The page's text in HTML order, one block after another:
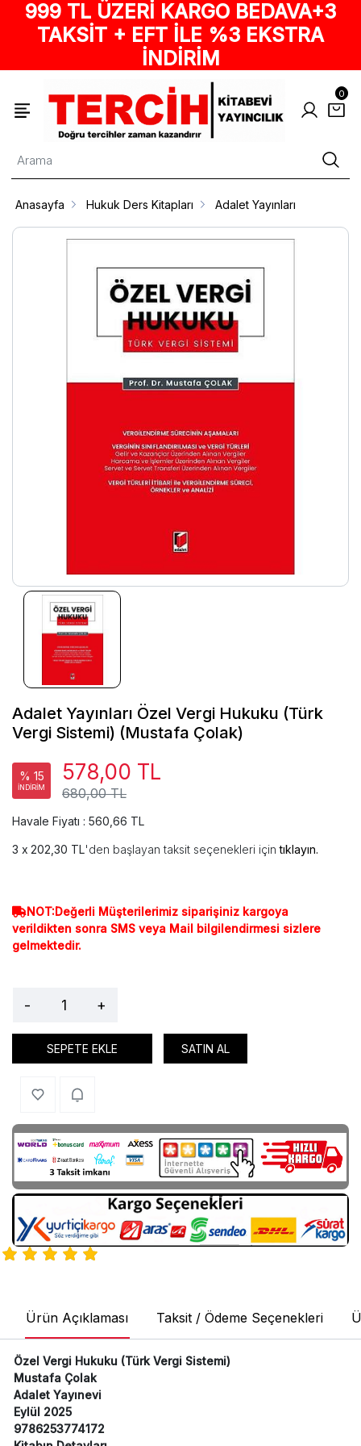
999 TL ÜZERİ KARGO BEDAVA+3
TAKSİT + EFT İLE %3 EKSTRA
İNDİRİM
0
Anasayfa Hukuk Ders Kitapları Adalet Yayınları
Adalet Yayınları Özel Vergi Hukuku (Türk
Vergi Sistemi) (Mustafa Çolak)
% 15
İNDİRİM 680,00 TL
578,00 TL
Havale Fiyatı : 560,66 TL
202,30 TL'den başlayan taksit seçenekleri içintıklayın.
NOT:Değerli Müşterilerimiz siparişiniz kargoya
verildikten sonra SMS veya Mail bilgilendirmesi sizlere
gelmektedir.
- +
SEPETE EKLE SATIN AL
Ürün Açıklaması Taksit / Ödeme Seçenekleri
Özel Vergi Hukuku (Türk Vergi Sistemi)
Mustafa Çolak
Adalet Yayınevi
Eylül 2025
9786253774172